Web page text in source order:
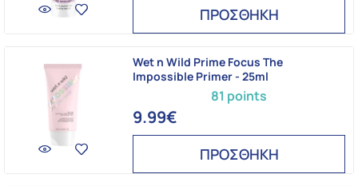
ΠΡΟΣΘΗΚΗ
81 points
Wet n Wild Prime Focus The
Impossible Primer - 25ml
9.99€
ΠΡΟΣΘΗΚΗ